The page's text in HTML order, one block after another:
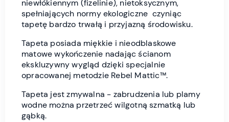
niewłókiennym (fizelinie), nietoksycznym,
spełniających normy ekologiczne czyniąc
tapetę bardzo trwałą i przyjazną środowisku.
Tapeta posiada miękkie i nieodblaskowe
matowe wykończenie nadając ścianom
ekskluzywny wygląd dzięki specjalnie
opracowanej metodzie Rebel Mattic™.
Tapeta jest zmywalna - zabrudzenia lub plamy
wodne można przetrzeć wilgotną szmatką lub
gąbką.